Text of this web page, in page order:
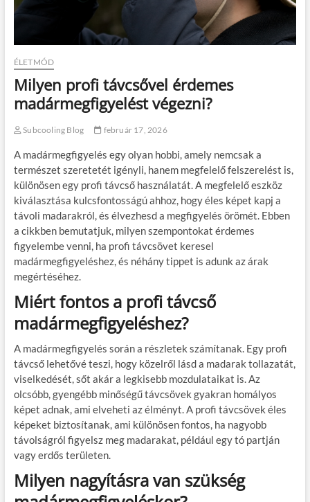
ÉLETMÓD
Milyen profi távcsővel érdemes
madármegfigyelést végezni?
Subcooling Blog február 17, 2026
A madármegfigyelés egy olyan hobbi, amely nemcsak a
természet szeretetét igényli, hanem megfelelő felszerelést is,
különösen egy profi távcső használatát. A megfelelő eszköz
kiválasztása kulcsfontosságú ahhoz, hogy éles képet kapj a
távoli madarakról, és élvezhesd a megfigyelés örömét. Ebben
a cikkben bemutatjuk, milyen szempontokat érdemes
figyelembe venni, ha profi távcsövet keresel
madármegfigyeléshez, és néhány tippet is adunk az árak
megértéséhez.
Miért fontos a profi távcső
madármegfigyeléshez?
A madármegfigyelés során a részletek számítanak. Egy profi
távcső lehetővé teszi, hogy közelről lásd a madarak tollazatát,
viselkedését, sőt akár a legkisebb mozdulataikat is. Az
olcsóbb, gyengébb minőségű távcsövek gyakran homályos
képet adnak, ami elveheti az élményt. A profi távcsövek éles
képeket biztosítanak, ami különösen fontos, ha nagyobb
távolságról figyelsz meg madarakat, például egy tó partján
vagy erdős területen.
Milyen nagyításra van szükség